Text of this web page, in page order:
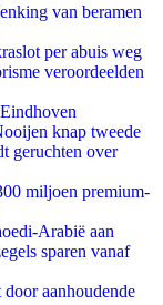
van beramen
per abuis weg
veroordeelden
knap tweede
geruchten over
miljoen premium-
Arabië aan
sparen vanaf
aanhoudende